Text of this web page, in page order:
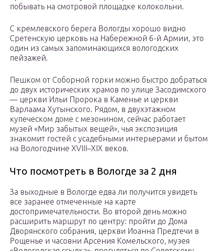
побывать на смотровой площадке колокольни.
С кремлевского берега Вологды хорошо видно
Сретенскую церковь на Набережной 6-й Армии, это
один из самых запоминающихся вологодских
пейзажей.
Пешком от Соборной горки можно быстро добраться
до двух исторических храмов по улице Засодимского
— церкви Ильи Пророка в Каменье и церкви
Варлаама Хутынского. Рядом, в двухэтажном
купеческом доме с мезонином, сейчас работает
музей «Мир забытых вещей», чья экспозиция
знакомит гостей с усадебными интерьерами и бытом
на Вологодчине XVIII–XIX веков.
Что посмотреть в Вологде за 2 дня
За выходные в Вологде едва ли получится увидеть
все заранее отмеченные на карте
достопримечательности. Во второй день можно
расширить маршрут по центру: пройти до Дома
Дворянского собрания, церкви Иоанна Предтечи в
Рощенье и часовни Арсения Комельского, музея